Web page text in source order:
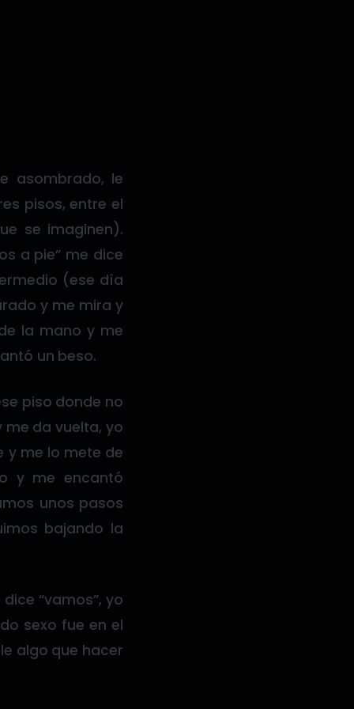
asombrado, le
pisos, entre el
se imaginen).
a pie” me dice
(ese día
y me mira y
la mano y me
un beso.
piso donde no
da vuelta, yo
y me lo mete de
y me encantó
unos pasos
bajando la
“vamos”, yo
sexo fue en el
algo que hacer